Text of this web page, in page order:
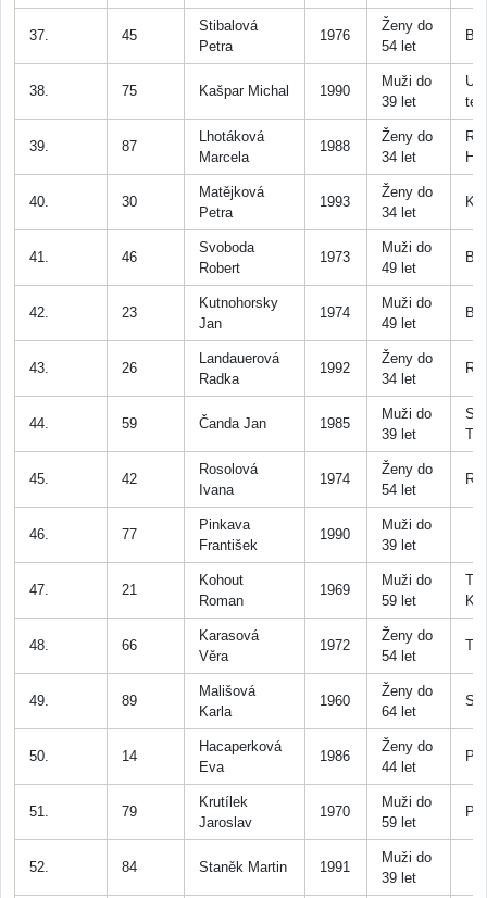
37. 45
Stibalová
Petra
1976
Ženy do
54 let
38. 75 Kašpar Michal 1990
Muži do
39 let
U
39. 87
Lhotáková
Marcela
1988
Ženy do
34 let
40. 30
Matějková
Petra
1993
Ženy do
34 let
41. 46
Svoboda
Robert
1973
Muži do
49 let
42. 23
Kutnohorsky
Jan
1974
Muži do
49 let
43. 26
Landauerová
Radka
1992
Ženy do
34 let
44. 59 Čanda Jan 1985
Muži do
39 let
SK
45. 42
Rosolová
Ivana
1974
Ženy do
54 let
46. 77
Pinkava
František
1990
Muži do
39 let
47. 21
Kohout
Roman
1969
Muži do
59 let
TJ
48. 66
Karasová
Věra
1972
Ženy do
54 let
49. 89
Mališová
Karla
1960
Ženy do
64 let
50. 14
Hacaperková
Eva
1986
Ženy do
44 let
51. 79
Krutílek
Jaroslav
1970
Muži do
59 let
52. 84 Staněk Martin 1991
Muži do
39 let